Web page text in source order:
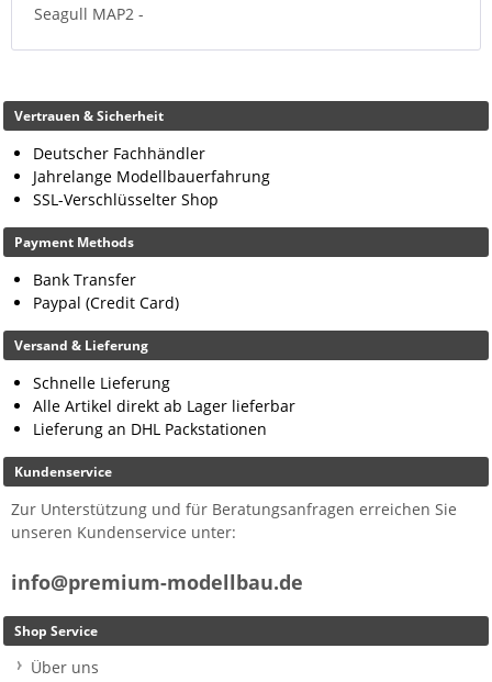
Seagull MAP2 -
Vertrauen & Sicherheit
Deutscher Fachhändler
Jahrelange Modellbauerfahrung
SSL-Verschlüsselter Shop
Payment Methods
Bank Transfer
Paypal (Credit Card)
Versand & Lieferung
Schnelle Lieferung
Alle Artikel direkt ab Lager lieferbar
Lieferung an DHL Packstationen
Kundenservice
Zur Unterstützung und für Beratungsanfragen erreichen Sie
unseren Kundenservice unter:
info@premium-modellbau.de
Shop Service
Über uns